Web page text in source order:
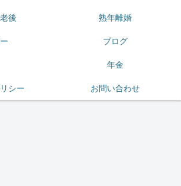
後 熟年離婚
ブログ
年金
シー お問い合わせ